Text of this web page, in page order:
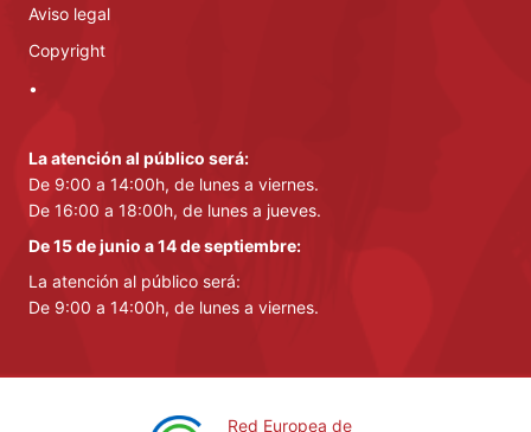
Aviso legal
Copyright
•
La atención al público será:
De 9:00 a 14:00h, de lunes a viernes.
De 16:00 a 18:00h, de lunes a jueves.
De 15 de junio a 14 de septiembre:
La atención al público será:
De 9:00 a 14:00h, de lunes a viernes.
Red Europea de